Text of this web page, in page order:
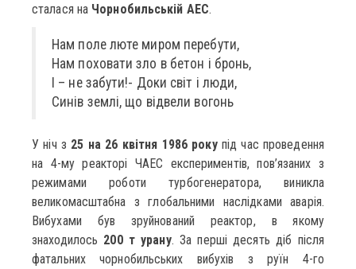
сталася на Чорнобильській АЕС.
Нам поле люте миром перебути,
Нам поховати зло в бетон і бронь,
І – не забути!- Доки світ і люди,
Синів землі, що відвели вогонь
У ніч з 25 на 26 квітня 1986 рокупід час проведення
на 4-му реакторі ЧАЕС експериментів, пов’язаних з
режимами роботи турбогенератора, виникла
великомасштабна з глобальними наслідками аварія.
Вибухами був зруйнований реактор, в якому
знаходилось 200 т урану. За перші десять діб після
фатальних чорнобильських вибухів з руїн 4-го